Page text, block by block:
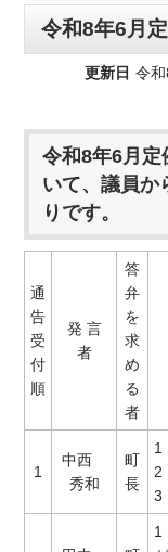
令和8年6月
更新日 令
令和8年6月
いて、議員か
りです。
通
告
受
付
順
発 言
者
答
弁
を
求
め
る
者
1
中西
秀和
町
長
1
2
3
1